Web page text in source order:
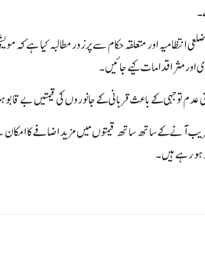
اور متعلقہ حکام سے پرزور مطالبہ کیا ہے کہ
اور مثر اقدامات کیے جائیں۔
عدم توجہی کے باعث قربانی کے جانوروں کی قیمتیں بے
آنے کے ساتھ ساتھ قیمتوں میں مزید اضافے کا
ہو رہے ہیں۔